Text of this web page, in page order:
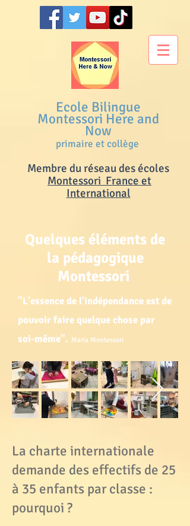
Ecole Bilingue
Montessori Here and
Now
primaire et collège
Membre du réseau des écoles
Montessori France et
International
Quelques éléments de
la pédagogique
Montessori
​"L'essence de l'indépendance est de
pouvoir faire quelque chose par
soi-même". Maria Montessori
La charte internationale
demande des effectifs de 25
à 35 enfants par classe :
pourquoi ?